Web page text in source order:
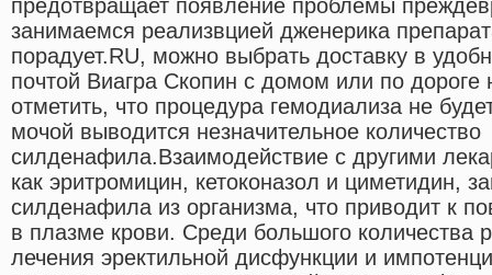
предотвращает появление проблемы
занимаемся реализвцией дженерика
порадует.RU, можно выбрать доставку в
почтой Виагра Скопин с домом или по дороге
отметить, что процедура гемодиализа не
мочой выводится незначительное количество
силденафила.Взаимодействие с другими
как эритромицин, кетоконазол и циметидин,
силденафила из организма, что приводит к
в плазме крови. Среди большого количества
лечения эректильной дисфункции и